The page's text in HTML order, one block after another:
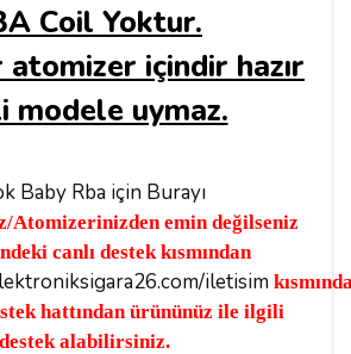
Coil Yoktur.
içindir hazır
modele uymaz.
Baby Rba için Burayı
Atomizerinizden emin değilseniz
canlı destek kısmından
iletisim
hattından ürününüz ile ilgili
destek alabilirsiniz.